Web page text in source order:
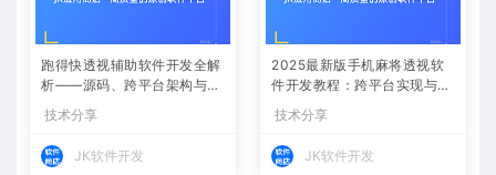
跑得快透视辅助软件开发全解
析——源码、跨平台架构与控
牌算法
技术分享
JK软件开发
2025最新版手机麻将透视软
件开发教程：跨平台实现与安
全防封方案
技术分享
JK软件开发